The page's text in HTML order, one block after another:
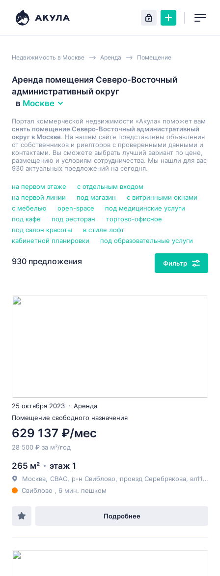
Недвижимость в Москве Аренда Помещение
Аренда помещения Северо-Восточный
административный округ
в Москве
Портал коммерческой недвижимости «Акула» поможет вам
снять помещение Северо-Восточный административный
округ в Москве. На нашем сайте представлены объявления
от собственников и риелторов с проверенными данными и
контактами. Вы сможете выбрать лучший вариант по цене,
размещению и условиям сотрудничества. Мы нашли для вас
930 актуальных предложений на сегодня.
на первом этаже
с отдельным входом
на первой линии
под магазин
с витринными окнами
с мебелью
open-space
под медицинские услуги
под кафе
под ресторан
торгово-офисное
под салон красоты
в стиле лофт
кабинетной планировки
под образовательные услуги
930 предложения Фильтр
25 октября 2023
Аренда
Помещение свободного назначения
629 137 ₽/мес
28 500 ₽ за м²/год
265 м² этаж 1
Москва СВАО р-н Свиблово проезд Серебрякова , вл11-13к3
Свиблово , 6 мин. пешком
Подробнее